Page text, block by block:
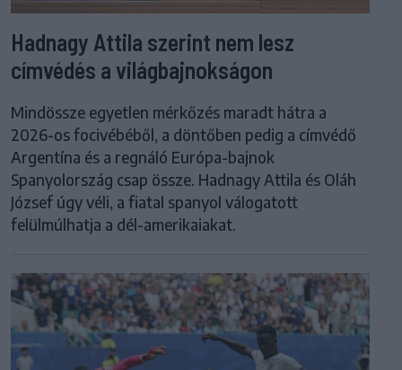
Hadnagy Attila szerint nem lesz
címvédés a világbajnokságon
Mindössze egyetlen mérkőzés maradt hátra a
2026-os focivébéből, a döntőben pedig a címvédő
Argentína és a regnáló Európa-bajnok
Spanyolország csap össze. Hadnagy Attila és Oláh
József úgy véli, a fiatal spanyol válogatott
felülmúlhatja a dél-amerikaiakat.